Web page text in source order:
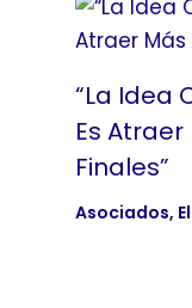
“La Idea
Es
Finales”
Asociados,